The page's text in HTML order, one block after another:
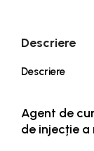
Descriere
Descriere
Agent de
de injecție